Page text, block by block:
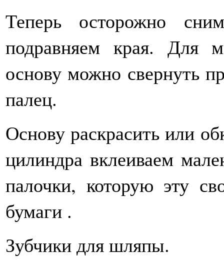
Теперь осторожно
подравняем края. Для
основу можно свернуть
палец.
Основу раскрасить или
цилиндра вклеиваем
палочки, которую эту
бумаги .
Зубчики для шляпы.